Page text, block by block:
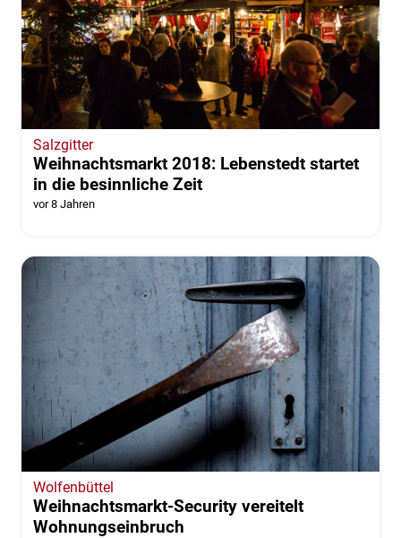
Salzgitter
Weihnachtsmarkt 2018: Lebenstedt startet
in die besinnliche Zeit
vor 8 Jahren
Wolfenbüttel
Weihnachtsmarkt-Security vereitelt
Wohnungseinbruch